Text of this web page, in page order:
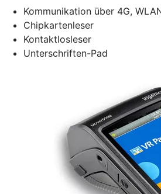
Kommunikation über 4G,
Chipkartenleser
Kontaktlosleser
Unterschriften-Pad